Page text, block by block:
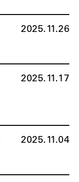
2025.11.26
2025.11.17
2025.11.04